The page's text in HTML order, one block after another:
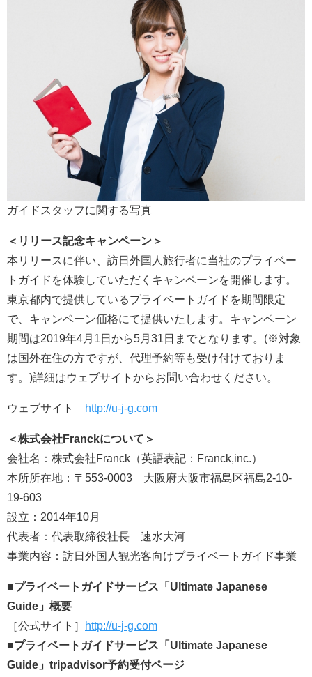
ガイドスタッフに関する写真
＜リリース記念キャンペーン＞
本リリースに伴い、訪日外国人旅行者に当社のプライベー
トガイドを体験していただくキャンペーンを開催します。
東京都内で提供しているプライベートガイドを期間限定
で、キャンペーン価格にて提供いたします。キャンペーン
期間は2019年4月1日から5月31日までとなります。(※対象
は国外在住の方ですが、代理予約等も受け付けておりま
す。)詳細はウェブサイトからお問い合わせください。
ウェブサイト http://u-j-g.com
＜株式会社Franckについて ＞
会社名：株式会社Franck（英語表記：Franck,inc.）
本所所在地：〒553-0003 大阪府大阪市福島区福島2-10-
19-603
設立：2014年10月
代表者：代表取締役社長 速水大河
事業内容：訪日外国人観光客向けプライベートガイド事業
■プライベートガイドサービス 「 Ultimate Japanese
Guide 」概要
［公式サイト］
http://u-j-g.com
■プライベートガイドサービス 「 Ultimate Japanese
Guide 」 tripadvisor予約受付ページ